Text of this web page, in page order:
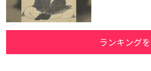
ランキング